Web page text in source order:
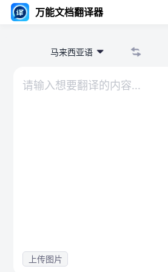
万能文档翻译器
马来西亚语
上传图片